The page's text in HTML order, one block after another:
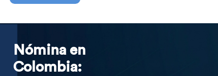
Nómina en
Colombia: